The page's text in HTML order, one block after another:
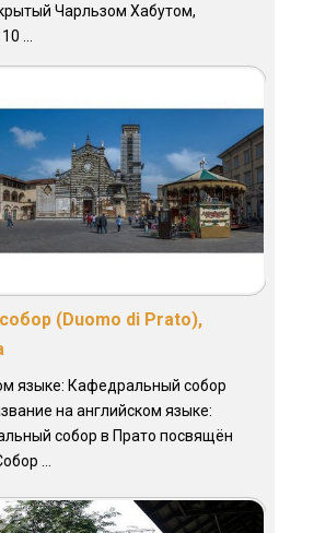
Чарльзом Хабутом,
...
(Duomo di Prato),
языке: Кафедральный собор
на английском языке:
собор в Прато посвящён
...